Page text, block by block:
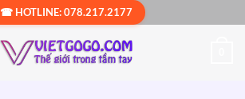
☎ HOTLINE: 078.217.2177